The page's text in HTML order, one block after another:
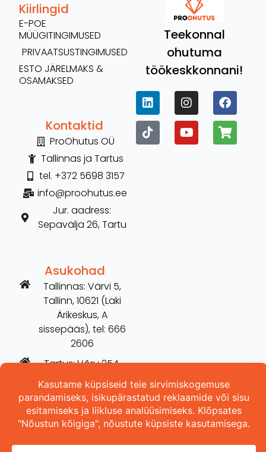
Teekonnal
ohutuma
töökeskkonnani!
Kontaktid
ProOhutus OÜ
Tallinnas ja Tartus
tel. +372 5698 3157
info@proohutus.ee
Jur. aadress:
Sepavälja 26, Tartu
Kiirlingid
E-POE
MÜÜGITINGIMUSED
PRIVAATSUSTINGIMUSED
ESTO JÄRELMAKS &
OSAMAKSED
Asukohad
Tallinnas: Värvi 5,
Tallinn, 10621 (Laki
Ärikeskus, A
sissepääs), tel: 666
2606
Tartus: Võru 254,
Tartu, 50115 (vana
Hilarise maja), tel:
5698 3157